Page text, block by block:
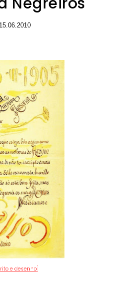
15.06.2010
e desenho]